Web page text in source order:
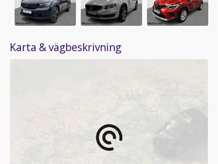
Karta & vägbeskrivning